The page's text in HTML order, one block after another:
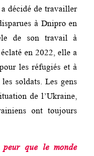
décidé de travailler
à Dnipro en
de son travail à
en 2022, elle a
les réfugiés et à
soldats. Les gens
de l’Ukraine,
ont toujours
que le monde